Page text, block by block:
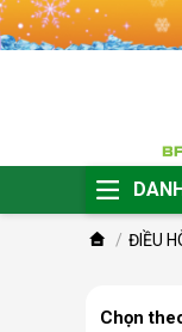
ĐIỀU
Chọn